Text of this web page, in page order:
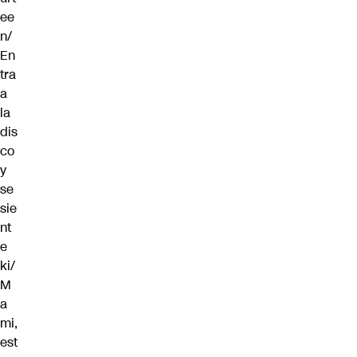
ee
n/
En
tra
a
la
dis
co
y
se
sie
nt
e
ki/
M
a
mi,
est